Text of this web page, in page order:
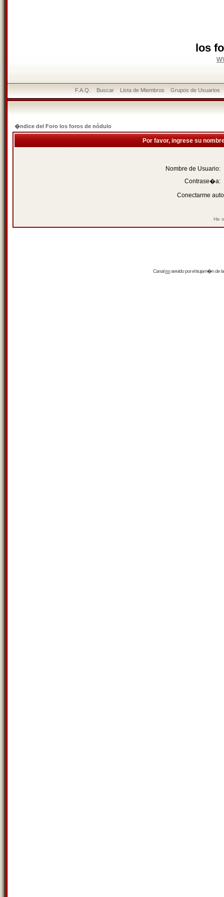
los
F.A.Q. Buscar Lista de Miembros Grupos de Usuarios
�ndice del Foro los foros de nódulo
Por favor, ingrese su
Nombre de Usuario:
Contrase�a:
Conectarme
He
Canalrssservido por eltrujam�nde